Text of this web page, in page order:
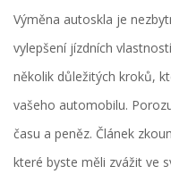
Výměna autoskla je
vylepšení jízdních
několik důležitých kroků,
vašeho automobilu.
času a peněz. Článek
které byste měli zvážit ve